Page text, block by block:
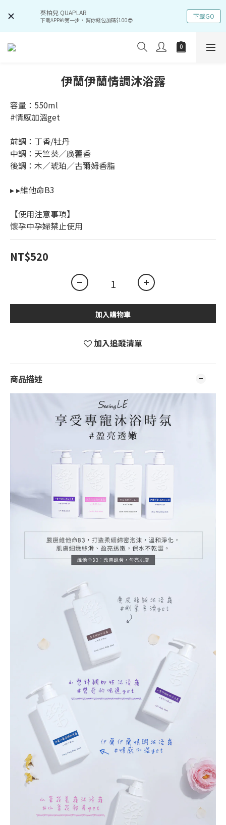
葵柏兒 QUAPLAR
下載APP的第一步， 幫你錢包加碼$100😎 下載GO
伊蘭伊蘭情調沐浴露
容量：550ml
#情感加溫get
前調：丁香/牡丹
中調：天竺葵／廣藿香
後調：木／琥珀／古爾姆香脂
▸ ▸維他命B3
【使用注意事項】
懷孕中孕婦禁止使用
NT$520
加入購物車
加入追蹤清單
商品描述